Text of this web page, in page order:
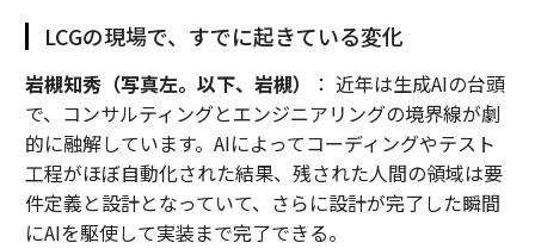
LCGの現場で、すでに起きている変化
岩槻知秀（写真左。以下、岩槻）
： 近年は生成AIの台頭
で、コンサルティングとエンジニアリングの境界線が劇
的に融解しています。AIによってコーディングやテスト
工程がほぼ自動化された結果、残された人間の領域は要
件定義と設計となっていて、さらに設計が完了した瞬間
にAIを駆使して実装まで完了できる。